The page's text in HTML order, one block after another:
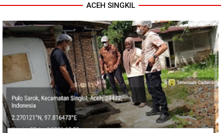
ACEH SINGKIL